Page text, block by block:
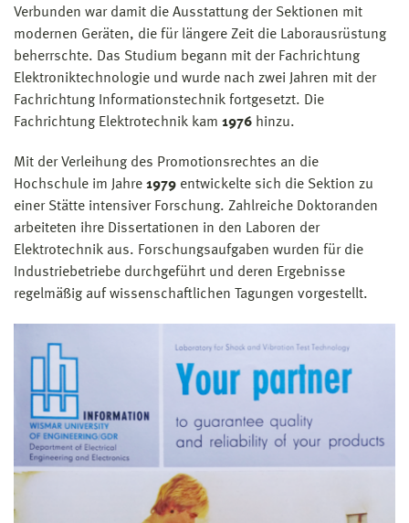
Verbunden war damit die Ausstattung der Sektionen mit
modernen Geräten, die für längere Zeit die Laborausrüstung
beherrschte. Das Studium begann mit der Fach­richtung
Elektroniktechnologie und wurde nach zwei Jahren mit der
Fach­richtung Informationstechnik fortgesetzt. Die
Fachrichtung Elektrotechnik kam 1976 hinzu.
Mit der Verleihung des Promotionsrechtes an die
Hochschule im Jahre 1979 ent­wickelte sich die Sektion zu
einer Stätte intensiver Forschung. Zahlreiche Dokto­randen
arbeiteten ihre Dissertationen in den Laboren der
Elektrotechnik aus. Forschungsaufgaben wurden für die
Industriebetriebe durchgeführt und deren Ergebnisse
regelmäßig auf wissenschaftlichen Tagungen vorgestellt.